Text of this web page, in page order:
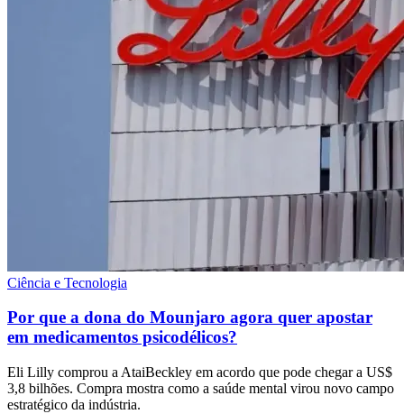
Ciência e Tecnologia
Por que a dona do Mounjaro agora quer apostar
em medicamentos psicodélicos?
Eli Lilly comprou a AtaiBeckley em acordo que pode chegar a US$
3,8 bilhões. Compra mostra como a saúde mental virou novo campo
estratégico da indústria.